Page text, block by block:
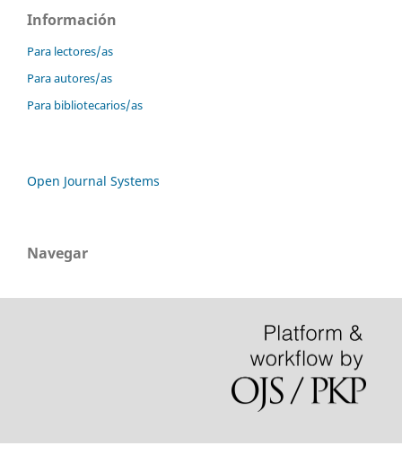
Información
Para lectores/as
Para autores/as
Para bibliotecarios/as
Open Journal Systems
Navegar